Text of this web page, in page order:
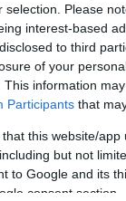
selection. Please
interest-based
to third
of your
This information
Participants that
that this website/
but not
to Google and its
consent section.
κάρτα
, αλλά
μηχανήματα
ταξί-
έκδοσης